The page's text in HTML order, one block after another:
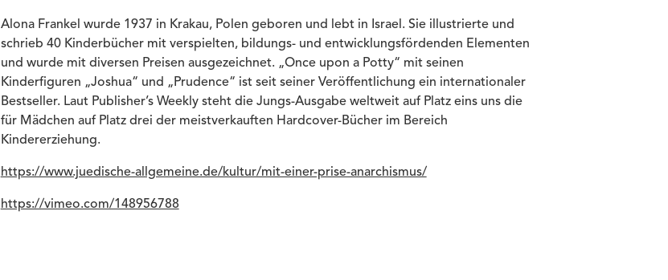
Alona Frankel wurde 1937 in Krakau, Polen geboren und lebt in Israel. Sie illustrierte und
schrieb 40 Kinderbücher mit verspielten, bildungs- und entwicklungsfördenden Elementen
und wurde mit diversen Preisen ausgezeichnet. „Once upon a Potty“ mit seinen
Kinderfiguren „Joshua“ und „Prudence“ ist seit seiner Veröffentlichung ein internationaler
Bestseller. Laut Publisher’s Weekly steht die Jungs-Ausgabe weltweit auf Platz eins uns die
für Mädchen auf Platz drei der meistverkauften Hardcover-Bücher im Bereich
Kindererziehung.
https://www.juedische-allgemeine.de/kultur/mit-einer-prise-anarchismus/
https://vimeo.com/148956788